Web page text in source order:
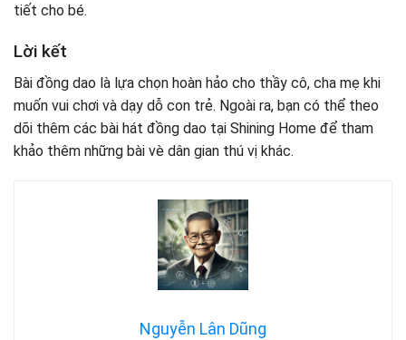
tiết cho bé.
Lời kết
Bài đồng dao là lựa chọn hoàn hảo cho thầy cô, cha mẹ khi
muốn vui chơi và dạy dỗ con trẻ. Ngoài ra, bạn có thể theo
dõi thêm các bài hát đồng dao tại Shining Home để tham
khảo thêm những bài vè dân gian thú vị khác.
Nguyễn Lân Dũng